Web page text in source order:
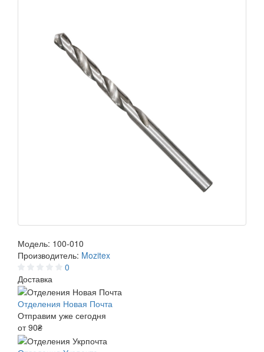
Модель: 100-010
Производитель: Mozitex
0
Доставка
Отделения Новая Почта
Отправим уже сегодня
от 90₴